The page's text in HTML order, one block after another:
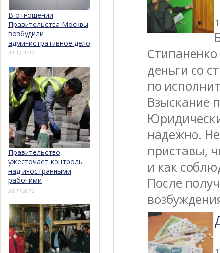
деньги со
по
Взыскание
надежно.
приставы,
и как
После
В отношении
Правительства Москвы
возбудили
административное дело
04.12.2013
Правительство
ужесточает контроль
над иностранными
рабочими
30.11.2013